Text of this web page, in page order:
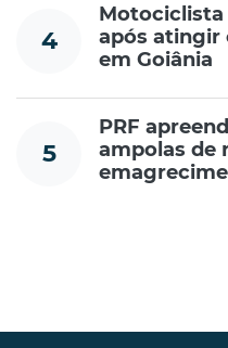
4
após atingir
em Goiânia
5
PRF
ampolas de